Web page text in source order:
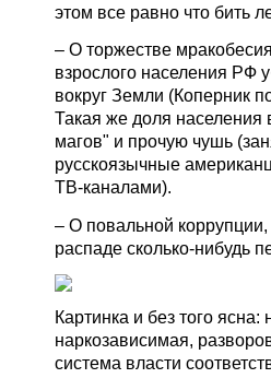
этом все равно что бить
– О торжестве
взрослого населения РФ
вокруг Земли (Коперник
Такая же доля населения
магов" и прочую чушь
русскоязычные
ТВ-каналами).
– О повальной коррупции,
распаде сколько-нибудь
Картинка и без того
наркозависимая,
система власти